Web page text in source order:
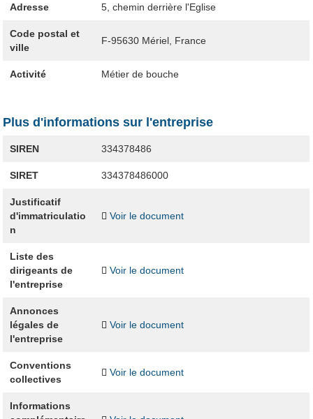
Adresse 5, chemin derrière l'Eglise
Code postal et
ville
F-95630 Mériel, France
Activité Métier de bouche
Plus d'informations sur l'entreprise
SIREN 334378486
SIRET 334378486000
Justificatif
d'immatriculatio
n
Voir le document
Liste des
dirigeants de
l'entreprise
Voir le document
Annonces
légales de
l'entreprise
Voir le document
Conventions
collectives
Voir le document
Informations